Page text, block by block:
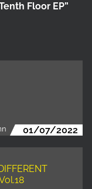
01/07/2022
Floor EP”